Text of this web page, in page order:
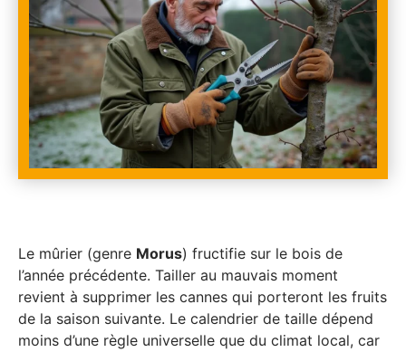
Le mûrier (genre Morus) fructifie sur le bois de
l’année précédente. Tailler au mauvais moment
revient à supprimer les cannes qui porteront les fruits
de la saison suivante. Le calendrier de taille dépend
moins d’une règle universelle que du climat local, car